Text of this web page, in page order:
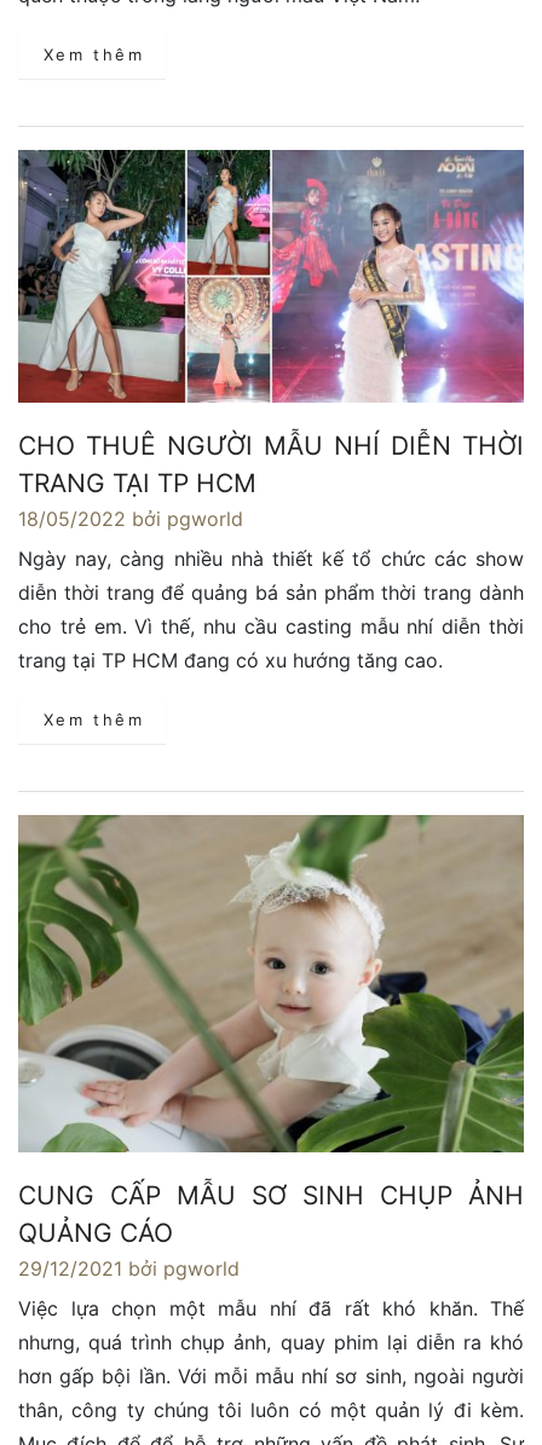
Xem thêm
CHO THUÊ NGƯỜI MẪU NHÍ DIỄN THỜI
TRANG TẠI TP HCM
18/05/2022 bởi pgworld
Ngày nay, càng nhiều nhà thiết kế tổ chức các show
diễn thời trang để quảng bá sản phẩm thời trang dành
cho trẻ em. Vì thế, nhu cầu casting mẫu nhí diễn thời
trang tại TP HCM đang có xu hướng tăng cao.
Xem thêm
CUNG CẤP MẪU SƠ SINH CHỤP ẢNH
QUẢNG CÁO
29/12/2021 bởi pgworld
Việc lựa chọn một mẫu nhí đã rất khó khăn. Thế
nhưng, quá trình chụp ảnh, quay phim lại diễn ra khó
hơn gấp bội lần. Với mỗi mẫu nhí sơ sinh, ngoài người
thân, công ty chúng tôi luôn có một quản lý đi kèm.